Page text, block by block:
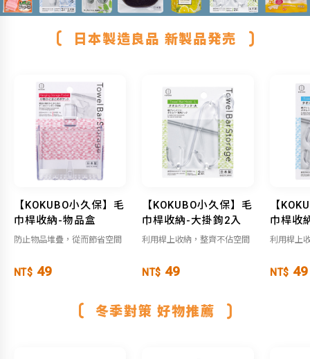
日本製造良品 新製品発売
【KOKUBO小久保】毛
巾桿收納-物品盒
防止物品堆疊，從而節省空間
NT$ 49
【KOKUBO小久保】毛
巾桿收納-大掛鉤2入
利用桿上收納，整齊不佔空間
NT$ 49
【
巾桿收
利用桿上
NT$ 49
冬季對策 好物推薦